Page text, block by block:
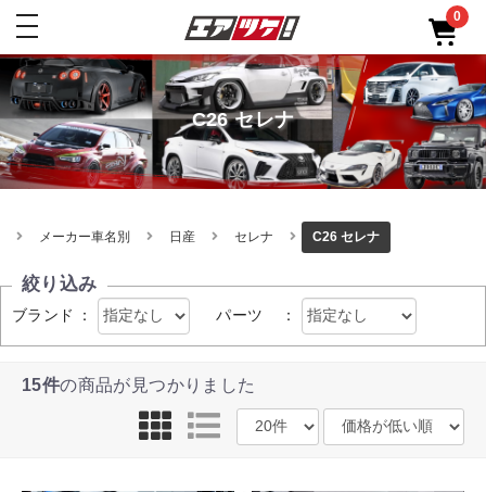
toggle
0
C26 セレナ
メーカー車名別 日産 セレナ C26 セレナ
絞り込み
ブランド ： パーツ ：
15件の商品が見つかりました